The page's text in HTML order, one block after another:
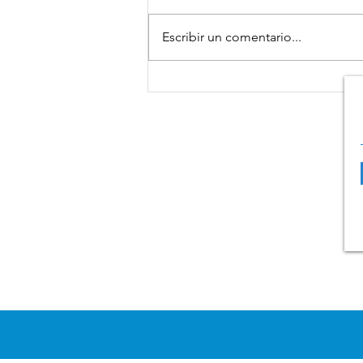
Escribir un comentario...